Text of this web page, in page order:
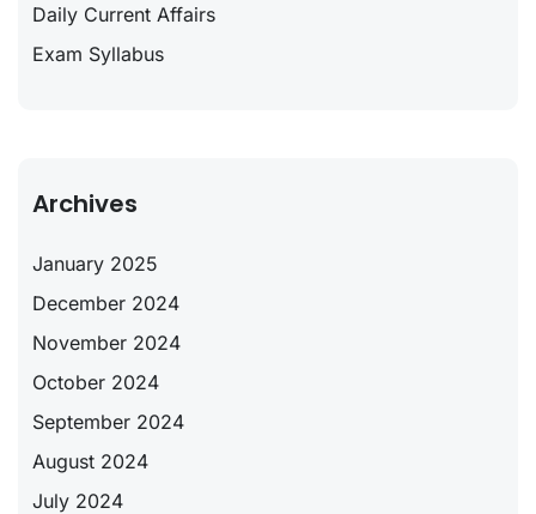
Daily Current Affairs
Exam Syllabus
Archives
January 2025
December 2024
November 2024
October 2024
September 2024
August 2024
July 2024